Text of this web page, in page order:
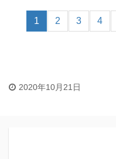
1 2 3 4
2020年10月21日